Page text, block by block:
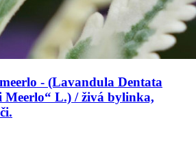
- (Lavandula Dentata
L.) / živá bylinka,